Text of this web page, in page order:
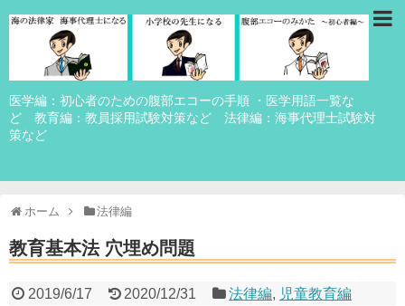
医学編：初心者のための腹部エコーの手順 ・医学用語一覧な
ど 教育編：教員採用試験対策など 法律編：海事代理士試験対
策など
ホーム 法律編
教育基本法 穴埋め問題
2019/6/17 2020/12/31 法律編, 児童教育編